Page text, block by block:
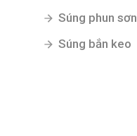
Súng phun sơn
Súng bắn keo